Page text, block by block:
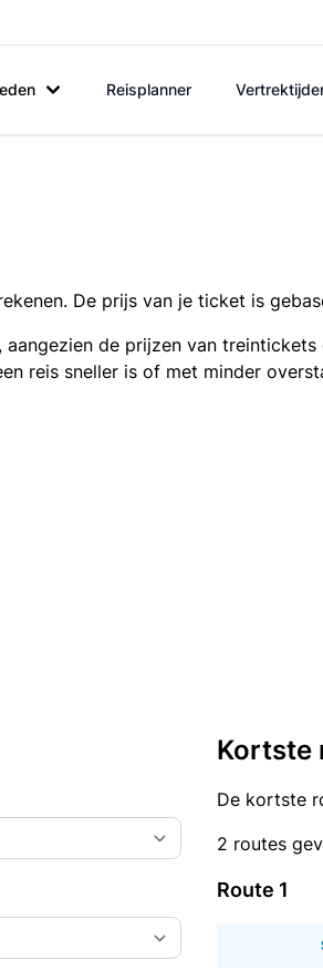
Reisplanner
De prijs van je ticket is
de prijzen van
reis sneller is of met minder
Kortste
De kortste
2 routes
Route 1